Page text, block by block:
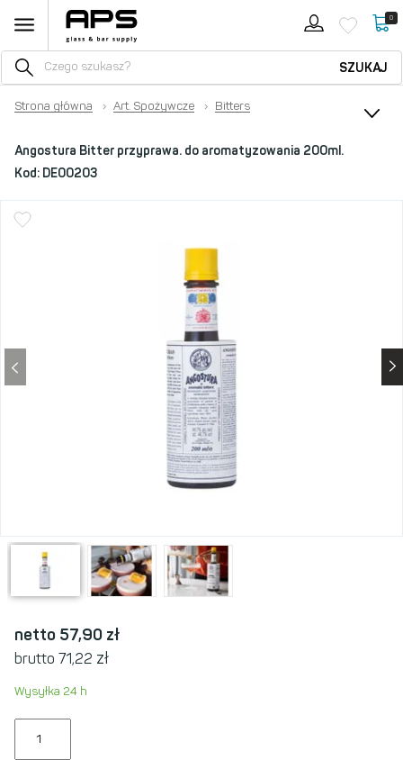
0
SZUKAJ
Strona główna › Art. Spożywcze › Bitters
Angostura Bitter przyprawa. do aromatyzowania 200ml.
Kod: DE00203
netto 57,90 zł
brutto 71,22 zł
Wysyłka 24 h